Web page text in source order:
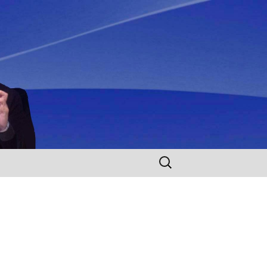
Rechercher :